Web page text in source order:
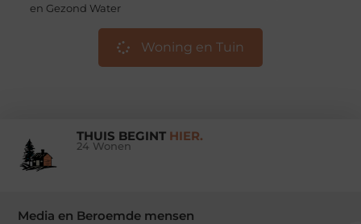
en Gezond Water
Woning en Tuin
THUIS BEGINT HIER.
24 Wonen
Media en Beroemde mensen